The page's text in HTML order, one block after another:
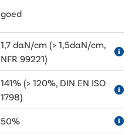
goed
1,7 daN/cm (> 1,5daN/cm,
NFR 99221)
141% (> 120%, DIN EN ISO
1798)
50%